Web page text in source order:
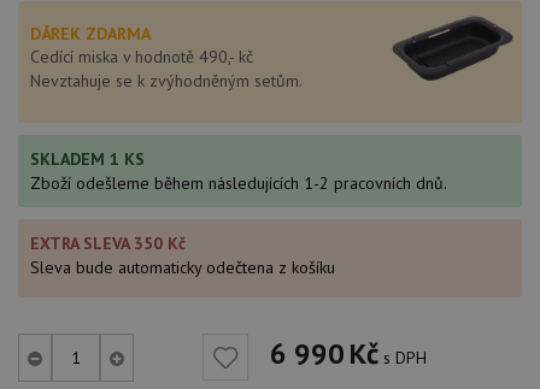
DÁREK ZDARMA
Cedící miska v hodnotě 490,- kč
Nevztahuje se k zvýhodněným setům.
SKLADEM 1 KS
Zboží odešleme během následujících 1-2 pracovních dnů.
EXTRA SLEVA 350 Kč
Sleva bude automaticky odečtena z košíku
6 990Kč s DPH